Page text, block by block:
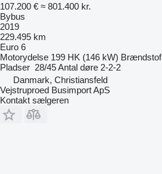
107.200 € ≈ 801.400 kr.
Bybus
2019
229.495 km
Euro 6
Motorydelse 199 HK (146 kW) Brændstof
Pladser 28/45Antal døre 2-2-2
Danmark, Christiansfeld
Vejstruproed Busimport ApS
Kontakt sælgeren